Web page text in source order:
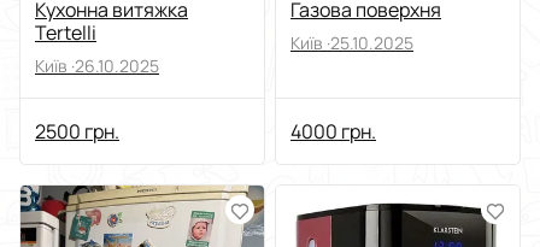
Кухонна витяжка
Tertelli
Київ ·26.10.2025
2500 грн.
Газова поверхня
Київ ·25.10.2025
4000 грн.